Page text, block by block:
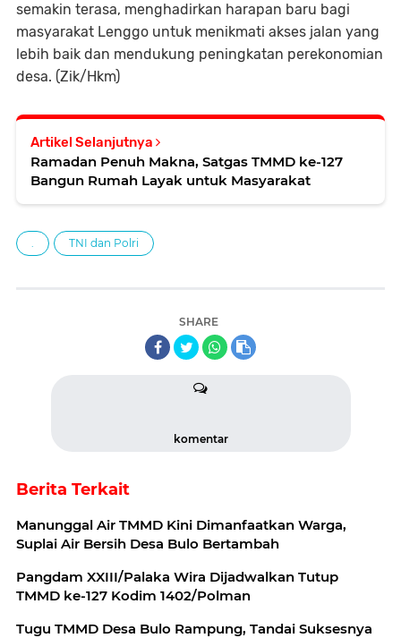
semakin terasa, menghadirkan harapan baru bagi
masyarakat Lenggo untuk menikmati akses jalan yang
lebih baik dan mendukung peningkatan perekonomian
desa. (Zik/Hkm)
Artikel Selanjutnya
Ramadan Penuh Makna, Satgas TMMD ke-127
Bangun Rumah Layak untuk Masyarakat
. TNI dan Polri
SHARE
komentar
Berita Terkait
Manunggal Air TMMD Kini Dimanfaatkan Warga,
Suplai Air Bersih Desa Bulo Bertambah
Pangdam XXIII/Palaka Wira Dijadwalkan Tutup
TMMD ke-127 Kodim 1402/Polman
Tugu TMMD Desa Bulo Rampung, Tandai Suksesnya